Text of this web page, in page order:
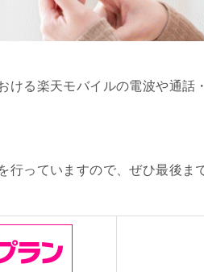
ける楽天モバイルの電波や通話
行っていますので、ぜひ最後ま